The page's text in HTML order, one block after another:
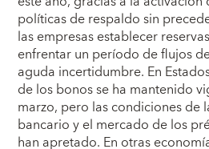
políticas de respaldo sin
las empresas establecer
enfrentar un período de flujos
aguda incertidumbre. En
de los bonos se ha mantenido
marzo, pero las condiciones de
bancario y el mercado de los
han apretado. En otras